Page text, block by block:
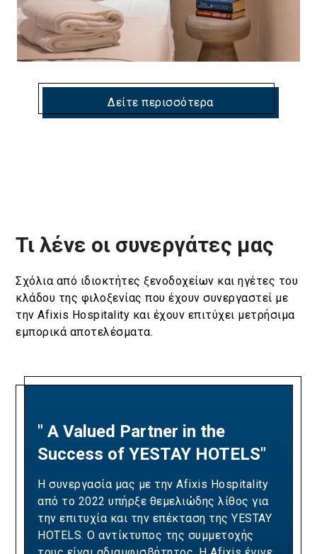
Δείτε περισσότερα
Τι λένε οι συνεργάτες μας
Σχόλια από ιδιοκτήτες ξενοδοχείων και ηγέτες του
κλάδου της φιλοξενίας που έχουν συνεργαστεί με
την Afixis Hospitality και έχουν επιτύχει μετρήσιμα
εμπορικά αποτελέσματα.
" A Valued Partner in the
Success of YESTAY HOTELS"
Η συνεργασία μας με την Afixis Hospitality
από το 2022 υπήρξε θεμελιώδης λίθος για
την επιτυχία και την επέκταση της YESTAY
HOTELS. Ο αντίκτυπος της συμμετοχής
"A Partnership Built on
Revenue Excellence and
Measurable Results"
Our collaboration with Afixis has been pivotal
in driving Ella Resorts' revenue growth and
optimizing our yielding strategies. Over the